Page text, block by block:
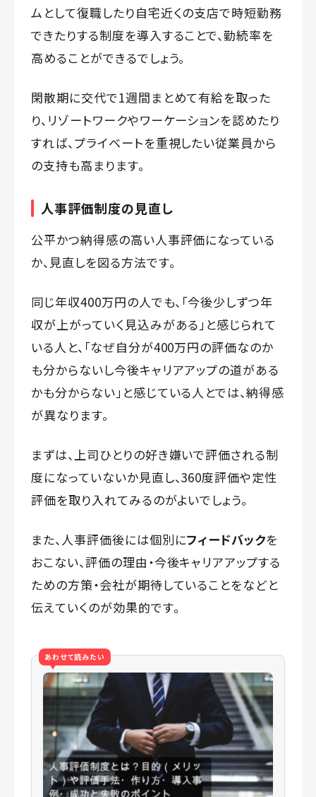
ムとして復職したり自宅近くの支店で時短勤務
できたりする制度を導入することで、勤続率を
高めることができるでしょう。
閑散期に交代で1週間まとめて有給を取った
り、リゾートワークやワーケーションを認めたり
すれば、プライベートを重視したい従業員から
の支持も高まります。
人事評価制度の見直し
公平かつ納得感の高い人事評価になっている
か、見直しを図る方法です。
同じ年収400万円の人でも、「今後少しずつ年
収が上がっていく見込みがある」と感じられて
いる人と、「なぜ自分が400万円の評価なのか
も分からないし今後キャリアアップの道がある
かも分からない」と感じている人とでは、納得感
が異なります。
まずは、上司ひとりの好き嫌いで評価される制
度になっていないか見直し、360度評価や定性
評価を取り入れてみるのがよいでしょう。
また、人事評価後には個別にフィードバックを
おこない、評価の理由・今後キャリアアップする
ための方策・会社が期待していることをなどと
伝えていくのが効果的です。
あわせて読みたい